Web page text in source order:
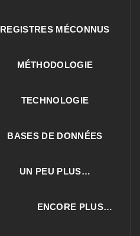
REGISTRES MÉCONNUS
MÉTHODOLOGIE
TECHNOLOGIE
BASES DE DONNÉES
UN PEU PLUS…
ENCORE PLUS…